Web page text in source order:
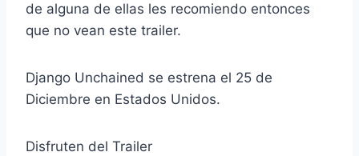
de alguna de ellas les recomiendo entonces
que no vean este trailer.
Django Unchained se estrena el 25 de
Diciembre en Estados Unidos.
Disfruten del Trailer